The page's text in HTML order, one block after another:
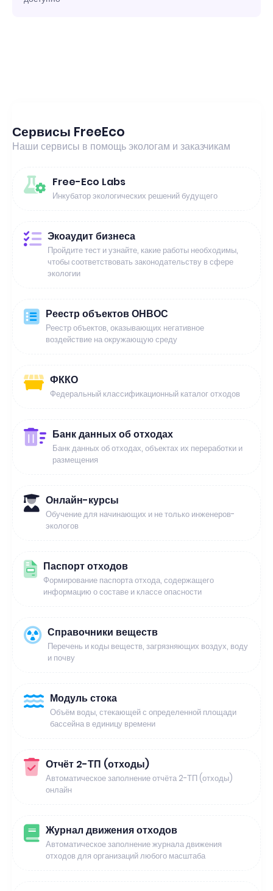
Сервисы FreeEco
Наши сервисы в помощь экологам и заказчикам
Free-Eco Labs
Инкубатор экологических решений будущего
Экоаудит бизнеса
Пройдите тест и узнайте, какие работы необходимы,
чтобы соответствовать законодательству в сфере
экологии
Реестр объектов ОНВОС
Реестр объектов, оказывающих негативное
воздействие на окружающую среду
ФККО
Федеральный классификационный каталог отходов
Банк данных об отходах
Банк данных об отходах, объектах их переработки и
размещения
Онлайн-курсы
Обучение для начинающих и не только инженеров-
экологов
Паспорт отходов
Формирование паспорта отхода, содержащего
информацию о составе и классе опасности
Справочники веществ
Перечень и коды веществ, загрязняющих воздух, воду
и почву
Модуль стока
Объём воды, стекающей с определенной площади
бассейна в единицу времени
Отчёт 2-ТП (отходы)
Автоматическое заполнение отчёта 2-ТП (отходы)
онлайн
Журнал движения отходов
Автоматическое заполнение журнала движения
отходов для организаций любого масштаба